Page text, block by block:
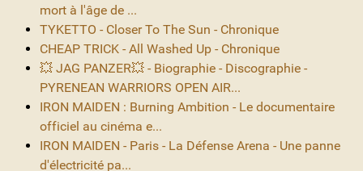
mort à l'âge de ...
TYKETTO - Closer To The Sun - Chronique
CHEAP TRICK - All Washed Up - Chronique
💥 JAG PANZER💥 - Biographie - Discographie -
PYRENEAN WARRIORS OPEN AIR...
IRON MAIDEN : Burning Ambition - Le documentaire
officiel au cinéma e...
IRON MAIDEN - Paris - La Défense Arena - Une panne
d'électricité pa...